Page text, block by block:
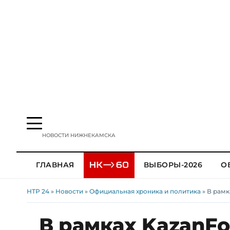
НОВОСТИ НИЖНЕКАМСКА
ГЛАВНАЯ ВЫБОРЫ-2026
НТР 24 » Новости » Официальная хроника и политика » В
В рамках